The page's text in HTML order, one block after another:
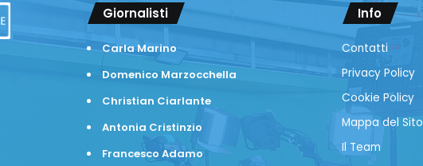
Giornalisti
Carla Marino
Domenico Marzocchella
Christian Ciarlante
Antonia Cristinzio
Francesco Adamo
Info
Contatti
Privacy Policy
Cookie Policy
Mappa del Sito
Il Team